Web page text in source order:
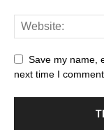
Save my name,
next time I comment.